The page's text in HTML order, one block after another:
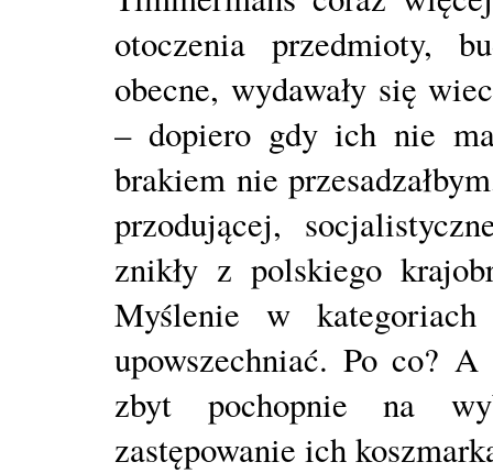
otoczenia przedmioty,
obecne, wydawały się
– dopiero gdy ich nie
brakiem nie
przodującej,
znikły z polskiego
Myślenie w
upowszechniać. Po co?
zbyt pochopnie na
zastępowanie ich